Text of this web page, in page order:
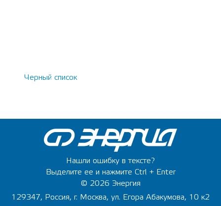
Черный список
Нашли ошибку в тексте?
Выделите ее и нажмите Ctrl + Enter
© 2026 Энергия
129347, Россия, г. Москва, ул. Егора Абакумова, 10 к2